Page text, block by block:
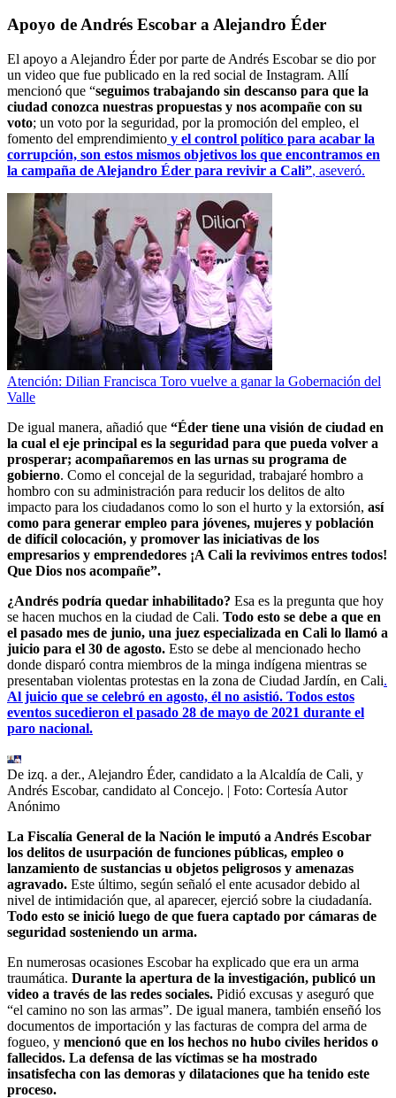
Apoyo de Andrés Escobar a Alejandro Éder
El apoyo a Alejandro Éder por parte de Andrés Escobar se dio por
un video que fue publicado en la red social de Instagram. Allí
mencionó que “seguimos trabajando sin descanso para que la
ciudad conozca nuestras propuestas y nos acompañe con su
voto; un voto por la seguridad, por la promoción del empleo, el
fomento del emprendimiento y el control político para acabar la
corrupción, son estos mismos objetivos los que encontramos en
la campaña de Alejandro Éder para revivir a Cali”, aseveró.
Atención: Dilian Francisca Toro vuelve a ganar la Gobernación del
Valle
De igual manera, añadió que “Éder tiene una visión de ciudad en
la cual el eje principal es la seguridad para que pueda volver a
prosperar; acompañaremos en las urnas su programa de
gobierno. Como el concejal de la seguridad, trabajaré hombro a
hombro con su administración para reducir los delitos de alto
impacto para los ciudadanos como lo son el hurto y la extorsión, así
como para generar empleo para jóvenes, mujeres y población
de difícil colocación, y promover las iniciativas de los
empresarios y emprendedores ¡A Cali la revivimos entres todos!
Que Dios nos acompañe”.
¿Andrés podría quedar inhabilitado? Esa es la pregunta que hoy
se hacen muchos en la ciudad de Cali. Todo esto se debe a que en
el pasado mes de junio, una juez especializada en Cali lo llamó a
juicio para el 30 de agosto. Esto se debe al mencionado hecho
donde disparó contra miembros de la minga indígena mientras se
presentaban violentas protestas en la zona de Ciudad Jardín, en Cali.
Al juicio que se celebró en agosto, él no asistió. Todos estos
eventos sucedieron el pasado 28 de mayo de 2021 durante el
paro nacional.
De izq. a der., Alejandro Éder, candidato a la Alcaldía de Cali, y
Andrés Escobar, candidato al Concejo. | Foto: Cortesía Autor
Anónimo
La Fiscalía General de la Nación le imputó a Andrés Escobar
los delitos de usurpación de funciones públicas, empleo o
lanzamiento de sustancias u objetos peligrosos y amenazas
agravado. Este último, según señaló el ente acusador debido al
nivel de intimidación que, al aparecer, ejerció sobre la ciudadanía.
Todo esto se inició luego de que fuera captado por cámaras de
seguridad sosteniendo un arma.
En numerosas ocasiones Escobar ha explicado que era un arma
traumática. Durante la apertura de la investigación, publicó un
video a través de las redes sociales. Pidió excusas y aseguró que
“el camino no son las armas”. De igual manera, también enseñó los
documentos de importación y las facturas de compra del arma de
fogueo, y mencionó que en los hechos no hubo civiles heridos o
fallecidos. La defensa de las víctimas se ha mostrado
insatisfecha con las demoras y dilataciones que ha tenido este
proceso.